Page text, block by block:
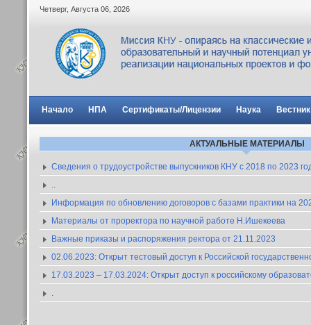
Четверг, Августа 06 2026
Начало НПА Сертификаты/Лицензии Наука
АКТУАЛЬНЫЕ МАТЕРИАЛЫ
Сведения о трудоустройстве выпускников КНУ с 2018 по 2023
..
Информация по обновлению договоров с базами практики на
Материалы от проректора по научной работе Н.Ишекеева
Важные приказы и распоряжения ректора от 21.11.2023
02.06.2023: Открыт тестовый доступ к Российской
17.03.2023 – 17.03.2024: Открыт доступ к российскому
.